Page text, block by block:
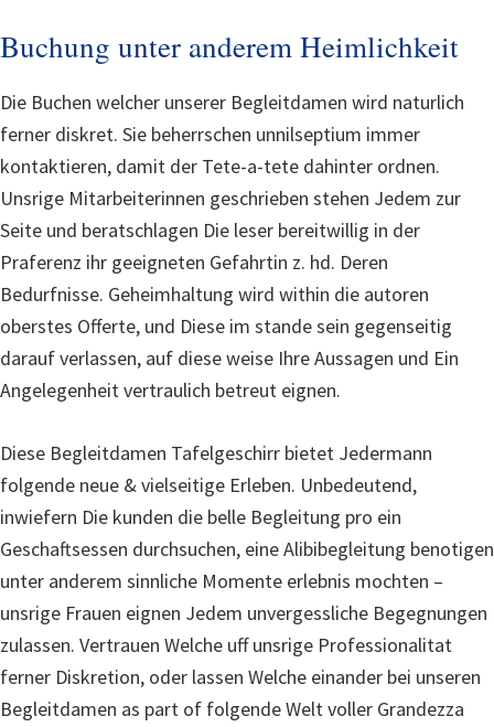
Buchung unter anderem Heimlichkeit
Die Buchen welcher unserer Begleitdamen wird naturlich
ferner diskret. Sie beherrschen unnilseptium immer
kontaktieren, damit der Tete-a-tete dahinter ordnen.
Unsrige Mitarbeiterinnen geschrieben stehen Jedem zur
Seite und beratschlagen Die leser bereitwillig in der
Praferenz ihr geeigneten Gefahrtin z. hd. Deren
Bedurfnisse. Geheimhaltung wird within die autoren
oberstes Offerte, und Diese im stande sein gegenseitig
darauf verlassen, auf diese weise Ihre Aussagen und Ein
Angelegenheit vertraulich betreut eignen.
Diese Begleitdamen Tafelgeschirr bietet Jedermann
folgende neue & vielseitige Erleben. Unbedeutend,
inwiefern Die kunden die belle Begleitung pro ein
Geschaftsessen durchsuchen, eine Alibibegleitung benotigen
unter anderem sinnliche Momente erlebnis mochten –
unsrige Frauen eignen Jedem unvergessliche Begegnungen
zulassen. Vertrauen Welche uff unsrige Professionalitat
ferner Diskretion, oder lassen Welche einander bei unseren
Begleitdamen as part of folgende Welt voller Grandezza